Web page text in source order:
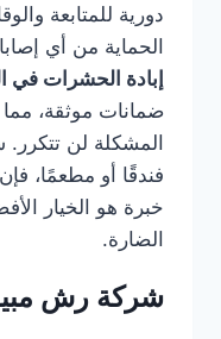
دورية للمتابعة
الحماية من أي
إبادة الحشرات في
ضمانات موثقة، مما
المشكلة لن تتكرر.
فندقًا أو مطعمًا،
خبرة هو الخيار
الضارة.
شركة رش